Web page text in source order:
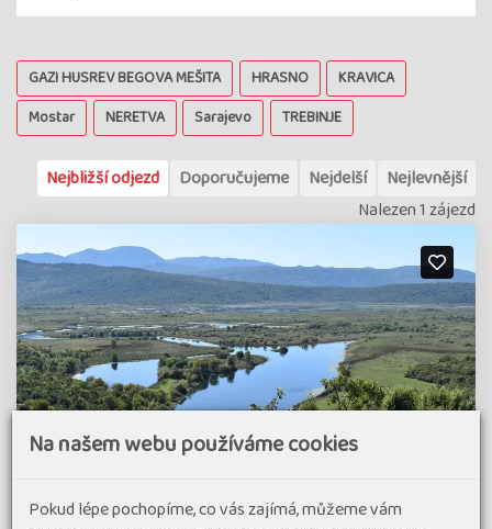
GAZI HUSREV BEGOVA MEŠITA HRASNO
KRAVICA
Mostar
NERETVA Sarajevo TREBINJE
Nejbližší odjezd Doporučujeme Nejdelší
Nejlevnější
Nalezen 1 zájezd
Na našem webu používáme cookies
Pokud lépe pochopíme, co vás zajímá, můžeme vám